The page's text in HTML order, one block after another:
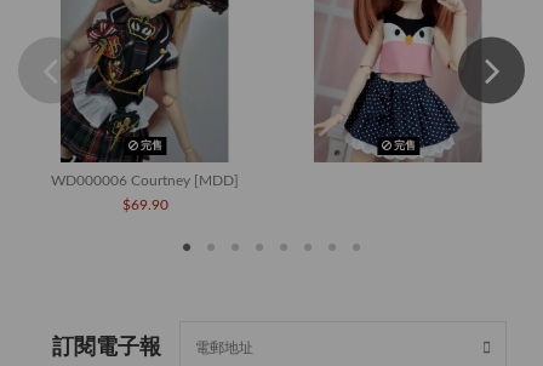
完售
WD000006 Courtney [MDD]
$69.90
完售
訂閱電子報